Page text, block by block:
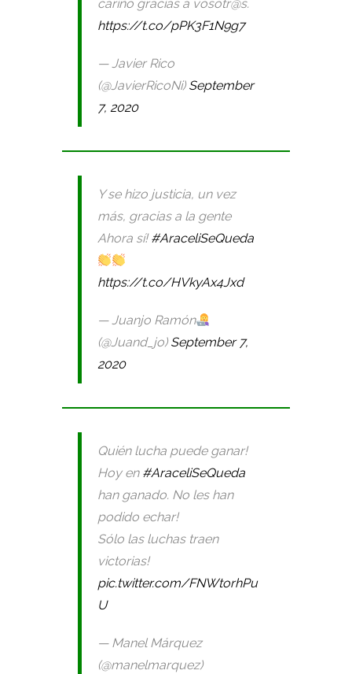
cariño gracias a vosotr@s.
https://t.co/pPK3F1N9g7
— Javier Rico
(@JavierRicoNi) September
7, 2020
Y se hizo justicia, un vez
más, gracias a la gente
Ahora sí! #AraceliSeQueda
https://t.co/HVkyAx4Jxd
— Juanjo Ramón
(@Juand_jo) September 7,
2020
Quién lucha puede ganar!
Hoy en #AraceliSeQueda
han ganado. No les han
podido echar!
Sólo las luchas traen
victorias!
pic.twitter.com/FNWtorhPu
U
— Manel Márquez
(@manelmarquez)